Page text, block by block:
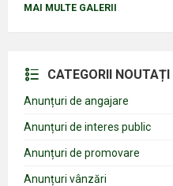
MAI MULTE GALERII
CATEGORII NOUTAȚI
Anunțuri de angajare
Anunțuri de interes public
Anunțuri de promovare
Anunțuri vânzări